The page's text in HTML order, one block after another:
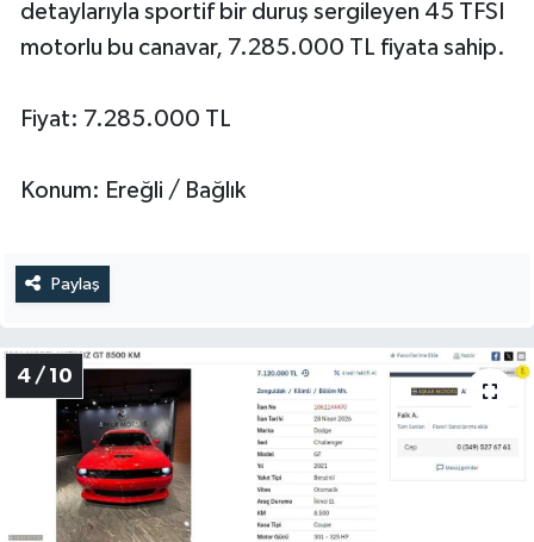
detaylarıyla sportif bir duruş sergileyen 45 TFSI
motorlu bu canavar, 7.285.000 TL fiyata sahip.
Fiyat: 7.285.000 TL
Konum: Ereğli / Bağlık
Paylaş
4 / 10